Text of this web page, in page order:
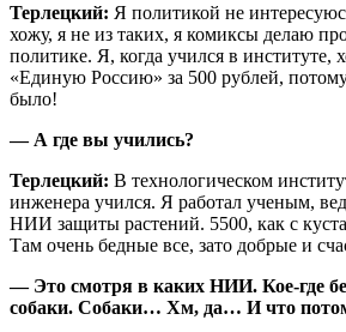
Терлецкий: Я политикой не
хожу, я не из таких, я комиксы делаю
политике. Я, когда учился в институте,
«Единую Россию» за 500 рублей,
было!
— А где вы учились?
Терлецкий: В технологическом
инженера учился. Я работал ученым,
НИИ защиты растений. 5500, как с
Там очень бедные все, зато добрые и
— Это смотря в каких НИИ. Кое-где
собаки. Собаки… Хм, да… И что